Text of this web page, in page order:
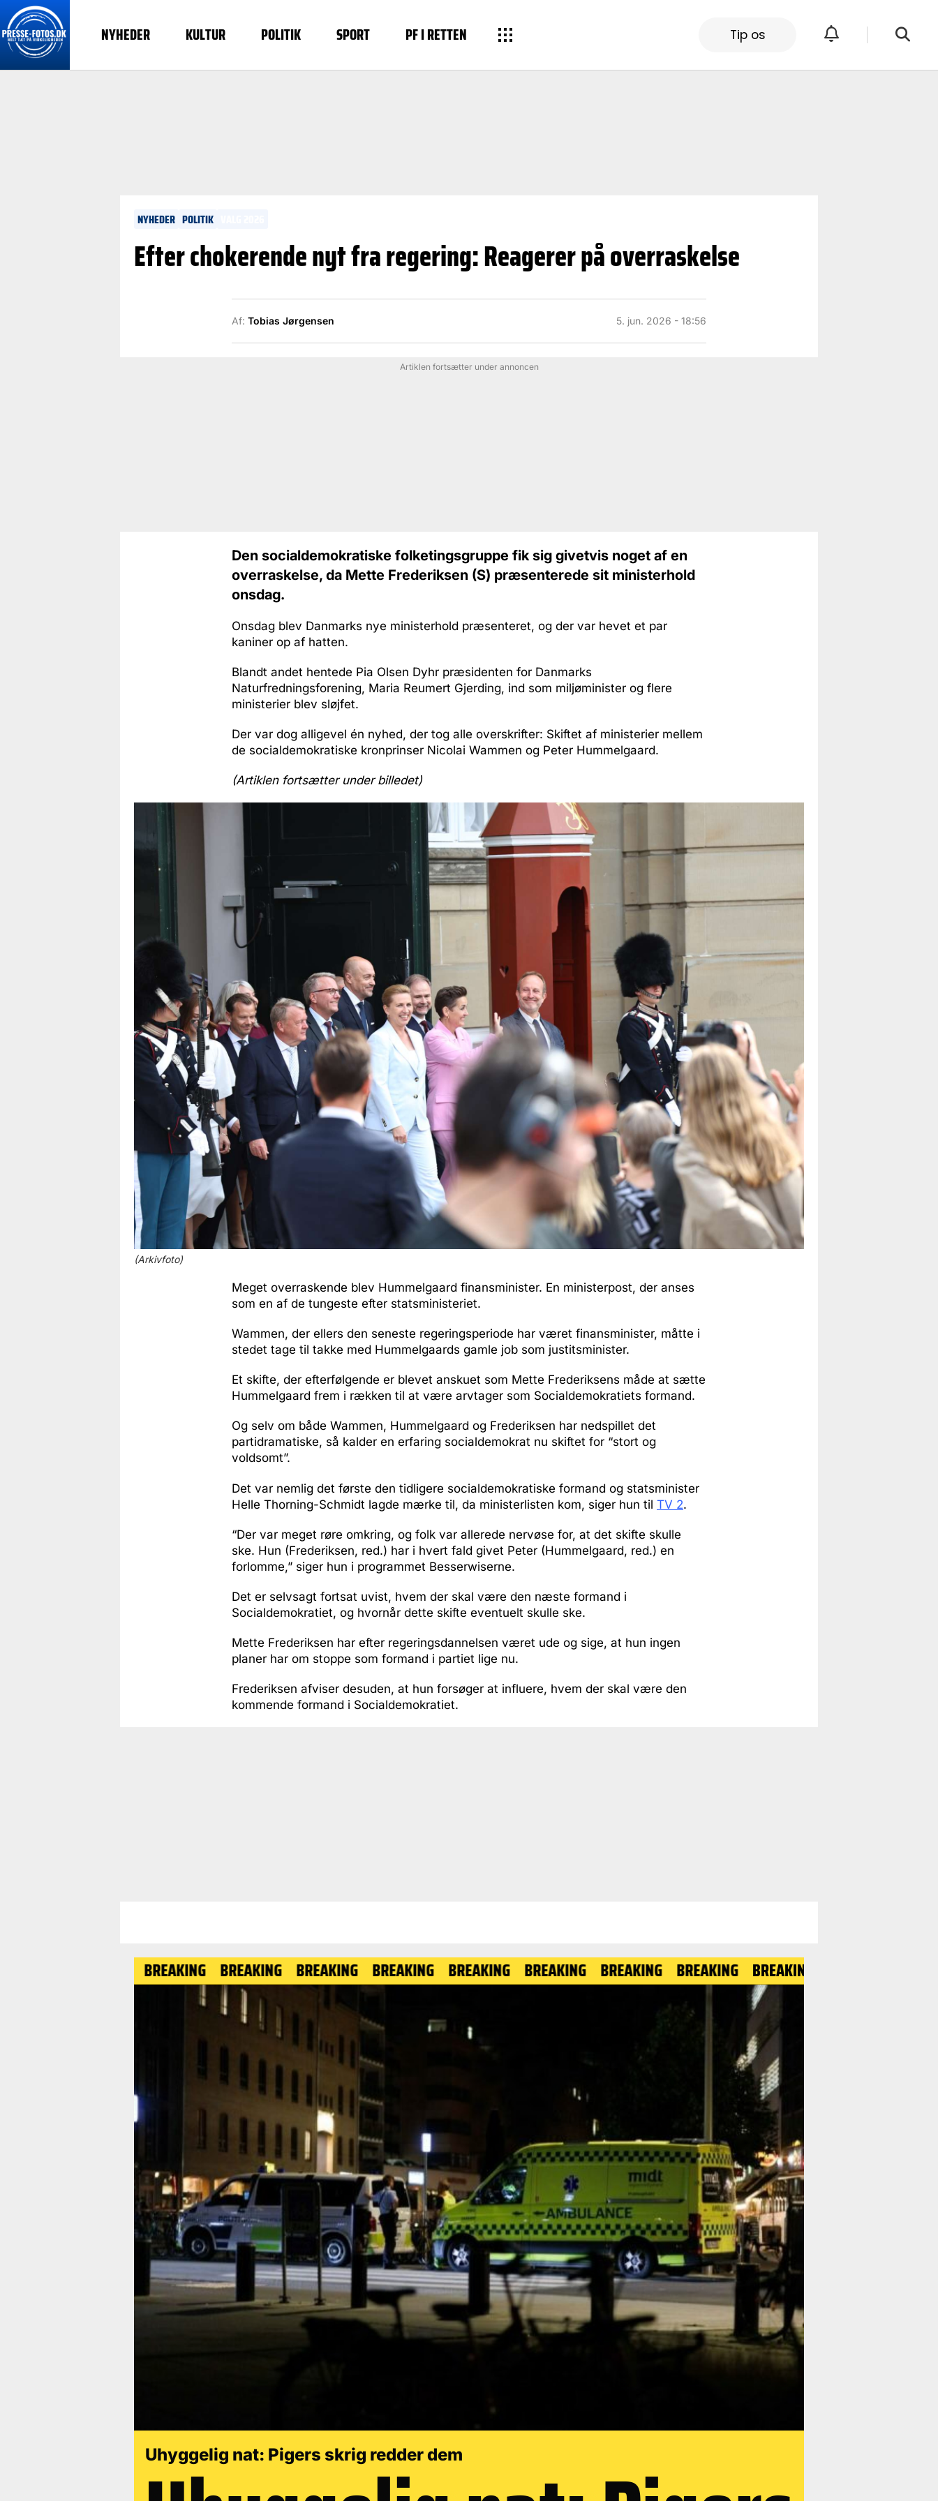
NYHEDER KULTUR POLITIK SPORT PF I RETTEN Tip os
NYHEDER POLITIK
Efter chokerende nyt fra regering: Reagerer på overraskelse
Af: Tobias Jørgensen 5. jun. 2026 - 18:56
Artiklen fortsætter under annoncen
Den socialdemokratiske folketingsgruppe fik sig givetvis noget af en
overraskelse, da Mette Frederiksen (S) præsenterede sit ministerhold
onsdag.
Onsdag blev Danmarks nye ministerhold præsenteret, og der var hevet et par
kaniner op af hatten.
Blandt andet hentede Pia Olsen Dyhr præsidenten for Danmarks
Naturfredningsforening, Maria Reumert Gjerding, ind som miljøminister og flere
ministerier blev sløjfet.
Der var dog alligevel én nyhed, der tog alle overskrifter: Skiftet af ministerier mellem
de socialdemokratiske kronprinser Nicolai Wammen og Peter Hummelgaard.
(Artiklen fortsætter under billedet)
(Arkivfoto)
Meget overraskende blev Hummelgaard finansminister. En ministerpost, der anses
som en af de tungeste efter statsministeriet.
Wammen, der ellers den seneste regeringsperiode har været finansminister, måtte i
stedet tage til takke med Hummelgaards gamle job som justitsminister.
Et skifte, der efterfølgende er blevet anskuet som Mette Frederiksens måde at sætte
Hummelgaard frem i rækken til at være arvtager som Socialdemokratiets formand.
Og selv om både Wammen, Hummelgaard og Frederiksen har nedspillet det
partidramatiske, så kalder en erfaring socialdemokrat nu skiftet for “stort og
voldsomt”.
Det var nemlig det første den tidligere socialdemokratiske formand og statsminister
Helle Thorning-Schmidt lagde mærke til, da ministerlisten kom, siger hun til TV 2.
“Der var meget røre omkring, og folk var allerede nervøse for, at det skifte skulle
ske. Hun (Frederiksen, red.) har i hvert fald givet Peter (Hummelgaard, red.) en
forlomme,” siger hun i programmet Besserwiserne.
Det er selvsagt fortsat uvist, hvem der skal være den næste formand i
Socialdemokratiet, og hvornår dette skifte eventuelt skulle ske.
Mette Frederiksen har efter regeringsdannelsen været ude og sige, at hun ingen
planer har om stoppe som formand i partiet lige nu.
Frederiksen afviser desuden, at hun forsøger at influere, hvem der skal være den
kommende formand i Socialdemokratiet.
BREAKING BREAKING BREAKING BREAKING BREAKING BREAKING BREAKING BREAKING BREAKING BREAKING
Uhyggelig nat: Pigers skrig redder dem